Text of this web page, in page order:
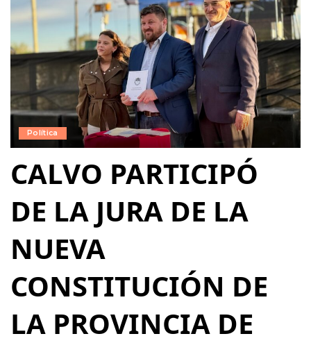
Política
CALVO PARTICIPÓ
DE LA JURA DE LA
NUEVA
CONSTITUCIÓN DE
LA PROVINCIA DE